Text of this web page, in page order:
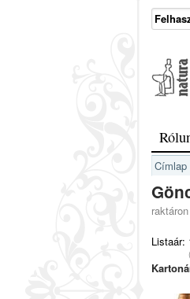
Címlap
raktáron
Listaár: